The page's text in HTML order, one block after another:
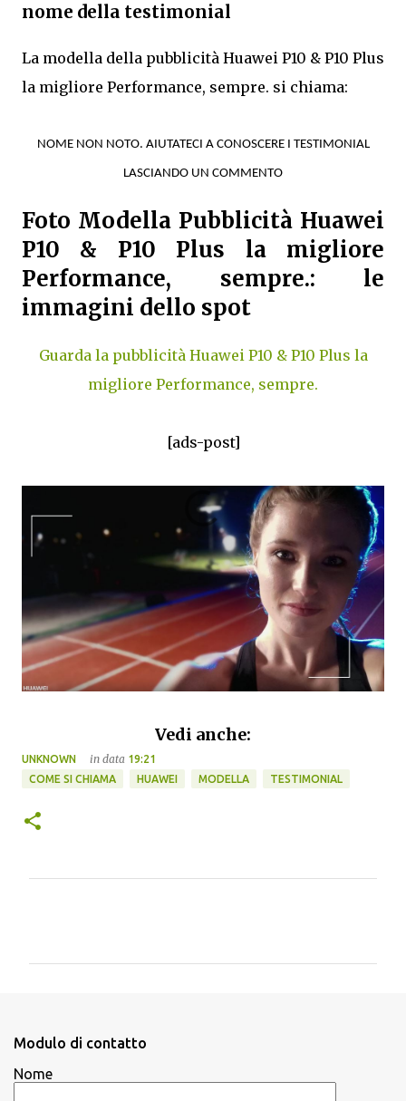
nome della testimonial
La modella della pubblicità Huawei P10 & P10 Plus
la migliore Performance, sempre. si chiama:
NOME NON NOTO. AIUTATECI A CONOSCERE I TESTIMONIAL
LASCIANDO UN COMMENTO
Foto Modella Pubblicità Huawei
P10 & P10 Plus la migliore
Performance, sempre.: le
immagini dello spot
Guarda la pubblicità Huawei P10 & P10 Plus la
migliore Performance, sempre.
[ads-post]
Vedi anche:
UNKNOWN in data 19:21
COME SI CHIAMA
HUAWEI MODELLA TESTIMONIAL
i
Modulo di contatto
Nome